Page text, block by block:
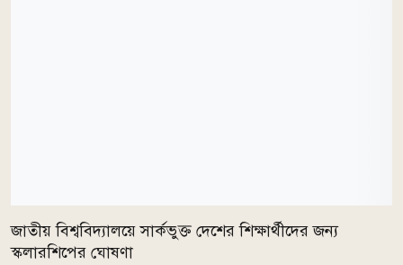
জাতীয় বিশ্ববিদ্যালয়ে সার্কভুক্ত দেশের শিক্ষার্থীদের জন্য
স্কলারশিপের ঘোষণা